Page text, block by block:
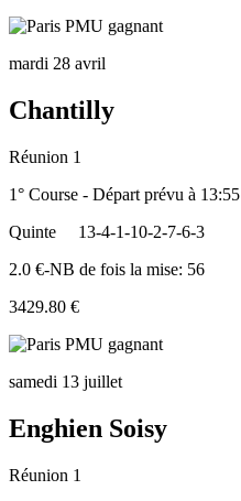
mardi 28 avril
Chantilly
Réunion 1
1° Course - Départ prévu à 13:55
Quinte
13-4-1-10-2-7-6-3
2.0 €-NB de fois la mise: 56
3429.80 €
samedi 13 juillet
Enghien Soisy
Réunion 1